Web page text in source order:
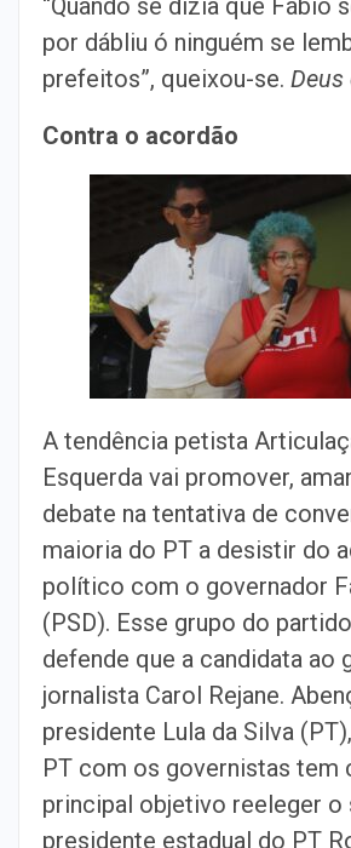
“Quando se dizia que Fábio
por dábliu ó ninguém se
prefeitos”, queixou-se. Deus
Contra o acordão
A tendência petista
Esquerda vai promover,
debate na tentativa de
maioria do PT a desistir do
político com o governador
(PSD). Esse grupo do
defende que a candidata ao
jornalista Carol Rejane.
presidente Lula da Silva
PT com os governistas tem
principal objetivo reeleger o
presidente estadual do PT